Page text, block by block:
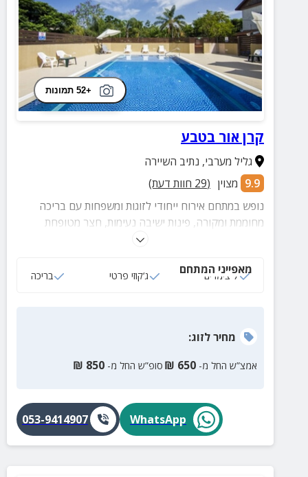
+52 תמונות
קרן אור בטבע
גליל מערבי, נתיב השיירה
9.9 מצוין (
29 חוות דעת)
נופש במתחם אירוח ייחודי לזוגות ומשפחות עם בריכה
מחוממת ומקורה, פינות ישיבה נעימות, חצר מטופחת
מאפייני המתחם
7 צימרים ג‘קוזי פרטי בריכה
מחירלזוג:
אמצ”ש החל מ- 650
₪ סופ”ש החל מ- 850
₪
WhatsApp
053-9414907